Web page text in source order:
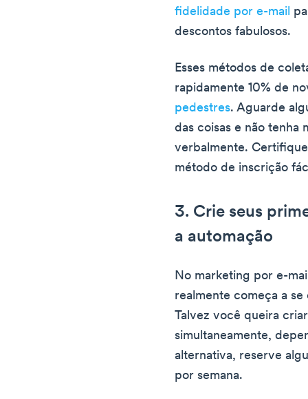
fidelidade por e-mail
descontos fabulosos.
Esses métodos de
rapidamente 10% de
pedestres. Aguarde
das coisas e não tenha
verbalmente.
método de inscrição
3. Crie seus
a automação
No marketing por e-
realmente começa a
Talvez você queira
simultaneamente,
alternativa, reserve
por semana.